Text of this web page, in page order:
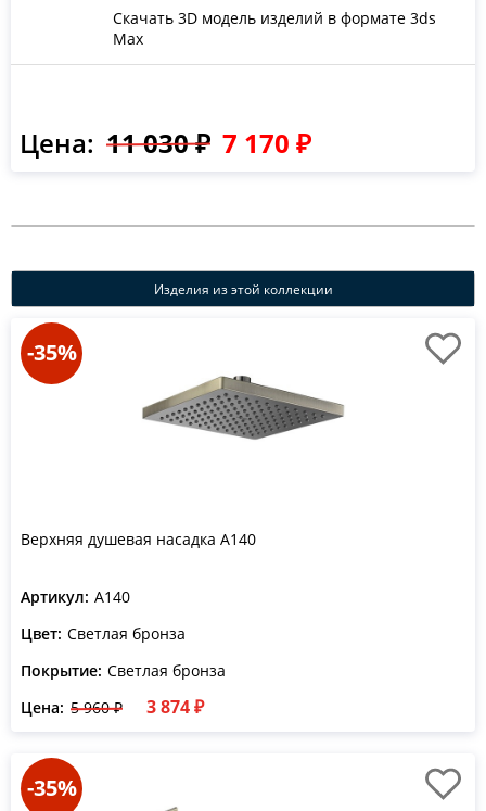
Скачать 3D модель изделий в формате 3ds
Max
Цена: 11 030 ₽ 7 170 ₽
Изделия из этой коллекции
-35%
Верхняя душевая насадка A140
Артикул: A140
Цвет: Светлая бронза
Покрытие: Светлая бронза
Цена: 5 960 ₽ 3 874 ₽
-35%